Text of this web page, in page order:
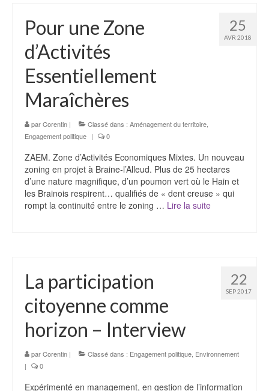
25
AVR 2018
Pour une Zone
d’Activités
Essentiellement
Maraîchères
parCorentin | Classé dans : Aménagement du territoire,
Engagement politique | 0
ZAEM. Zone d’Activités Economiques Mixtes. Un nouveau
zoning en projet à Braine-l’Alleud. Plus de 25 hectares
d’une nature magnifique, d’un poumon vert où le Hain et
les Brainois respirent… qualifiés de « dent creuse » qui
rompt la continuité entre le zoning … Lire la suite­­
22
SEP 2017
La participation
citoyenne comme
horizon – Interview
parCorentin | Classé dans : Engagement politique, Environnement
|
0
Expérimenté en management, en gestion de l’information